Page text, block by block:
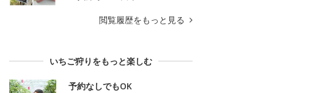
閲覧履歴をもっと見る
いちご狩りをもっと楽しむ
予約なしでもOK